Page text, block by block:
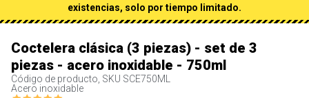
existencias, solo por tiempo limitado.
Coctelera clásica (3 piezas) - set de 3
piezas - acero inoxidable - 750ml
Código de producto, SKU SCE750ML
Acero inoxidable